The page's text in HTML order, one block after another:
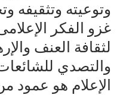
وتوعيته وتثقيفه
غزو الفكر
لثقافة العنف
والتصدي
الإعلام هو عمود